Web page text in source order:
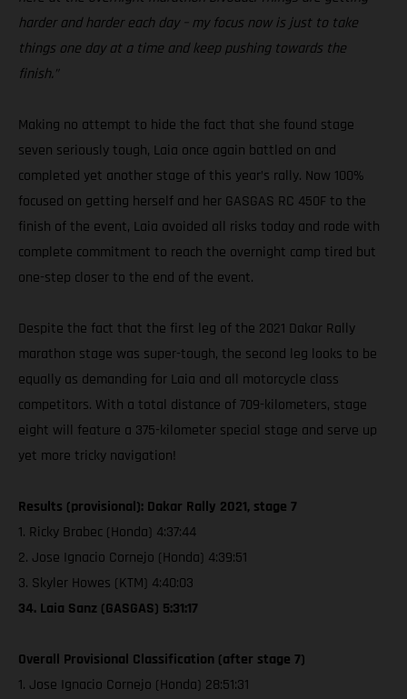
harder and harder each day – my focus now is just to take
things one day at a time and keep pushing towards the
finish.”
Making no attempt to hide the fact that she found stage
seven seriously tough, Laia once again battled on and
completed yet another stage of this year’s rally. Now 100%
focused on getting herself and her GASGAS RC 450F to the
finish of the event, Laia avoided all risks today and rode with
complete commitment to reach the overnight camp tired but
one-step closer to the end of the event.
Despite the fact that the first leg of the 2021 Dakar Rally
marathon stage was super-tough, the second leg looks to be
equally as demanding for Laia and all motorcycle class
competitors. With a total distance of 709-kilometers, stage
eight will feature a 375-kilometer special stage and serve up
yet more tricky navigation!
Results (provisional): Dakar Rally 2021, stage 7
1. Ricky Brabec (Honda) 4:37:44
2. Jose Ignacio Cornejo (Honda) 4:39:51
3. Skyler Howes (KTM) 4:40:03
34. Laia Sanz (GASGAS) 5:31:17
Overall Provisional Classification (after stage 7)
1. Jose Ignacio Cornejo (Honda) 28:51:31